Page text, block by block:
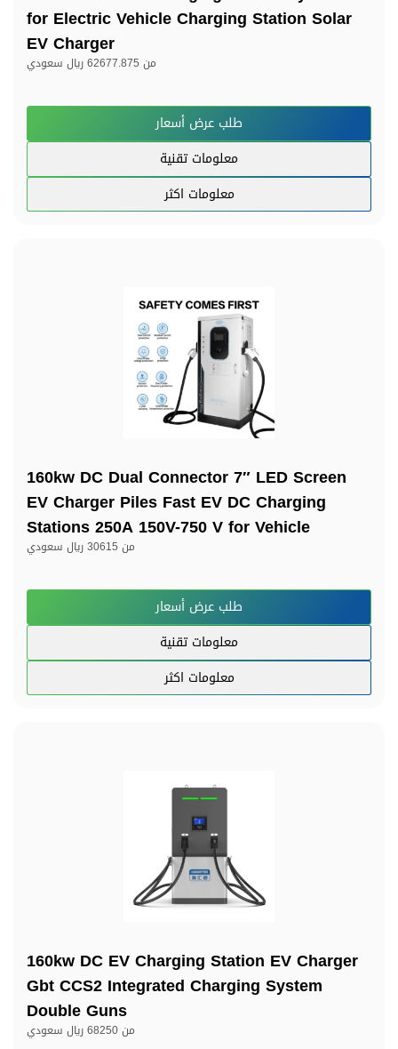
for Electric Vehicle Charging Station Solar
EV Charger
من 62677.875 ريال سعودي
طلب عرض أسعار
معلومات تقنية
معلومات اكثر
160kw DC Dual Connector 7″ LED Screen
EV Charger Piles Fast EV DC Charging
Stations 250A 150V-750 V for Vehicle
من 30615 ريال سعودي
طلب عرض أسعار
معلومات تقنية
معلومات اكثر
160kw DC EV Charging Station EV Charger
Gbt CCS2 Integrated Charging System
Double Guns
من68250 ريال سعودي